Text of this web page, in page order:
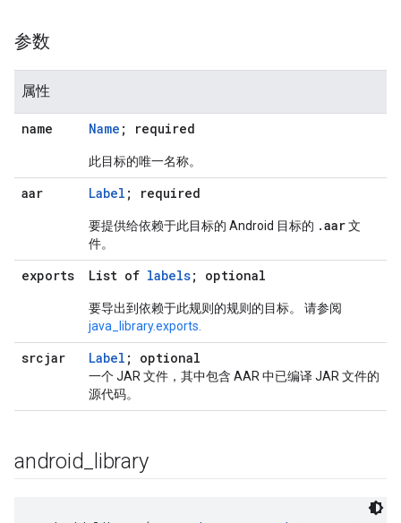
参数
属性
name Name ; required
此目标的唯一名称。
aar Label ; required
要提供给依赖于此目标的 Android 目标的 .aar文
件。
exports List of labels; optional
要导出到依赖于此规则的规则的目标。 请参阅
java_library.exports.
srcjar Label ; optional
一个 JAR 文件，其中包含 AAR 中已编译 JAR 文件的
源代码。
android library